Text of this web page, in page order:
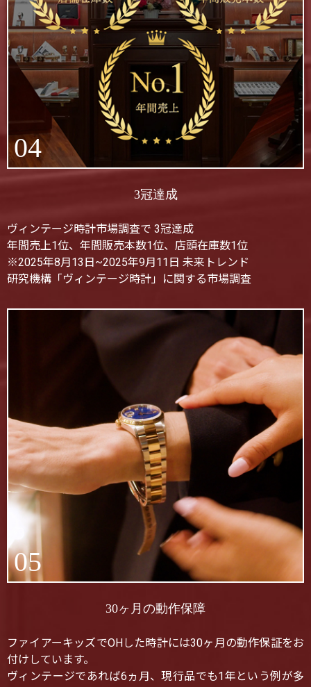
04
3冠達成
ヴィンテージ時計市場調査で 3冠達成
年間売上1位、年間販売本数1位、店頭在庫数1位
※2025年8月13日~2025年9月11日 未来トレンド
研究機構「ヴィンテージ時計」に関する市場調査
05
30ヶ月の動作保障
ファイアーキッズでOHした時計には30ヶ月の動作保証をお
付けしています。
ヴィンテージであれば6ヵ月、現行品でも1年という例が多